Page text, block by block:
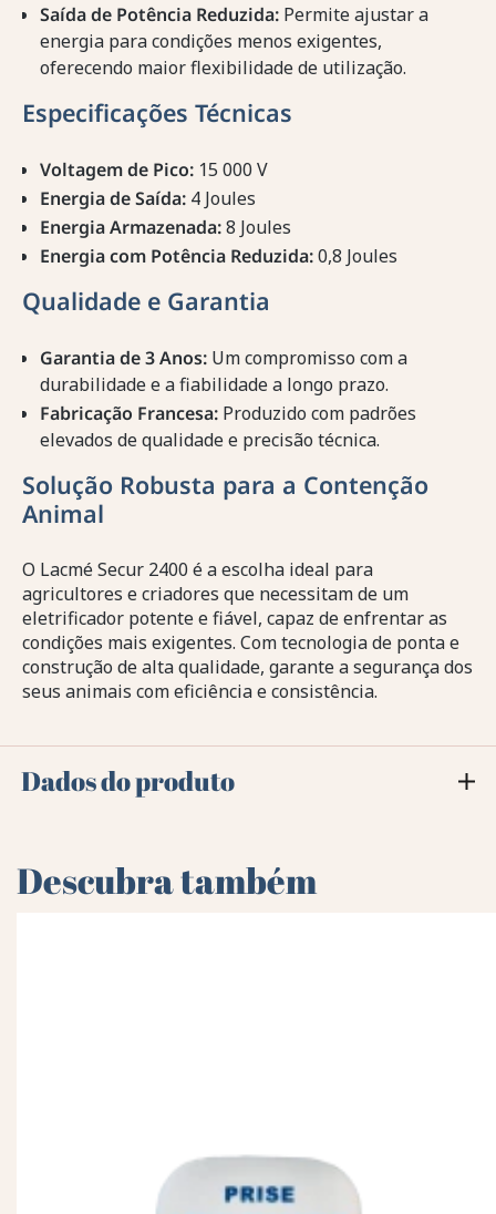
Saída de Potência Reduzida: Permite ajustar a
energia para condições menos exigentes,
oferecendo maior flexibilidade de utilização.
Especificações Técnicas
Voltagem de Pico: 15 000 V
Energia de Saída: 4 Joules
Energia Armazenada:8 Joules
Energia com Potência Reduzida:0,8 Joules
Qualidade e Garantia
Garantia de 3 Anos: Um compromisso com a
durabilidade e a fiabilidade a longo prazo.
Fabricação Francesa: Produzido com padrões
elevados de qualidade e precisão técnica.
Solução Robusta para a Contenção
Animal
O Lacmé Secur 2400 é a escolha ideal para
agricultores e criadores que necessitam de um
eletrificador potente e fiável, capaz de enfrentar as
condições mais exigentes. Com tecnologia de ponta e
construção de alta qualidade, garante a segurança dos
seus animais com eficiência e consistência.
Dados do produto
Descubra também